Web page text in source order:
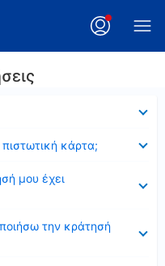
κάρτα;
μου έχει
την κράτησή